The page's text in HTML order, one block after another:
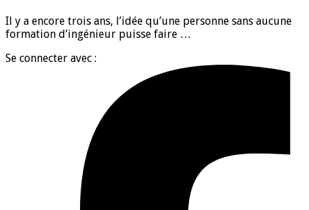
Il y a encore trois ans, l’idée qu’une personne sans aucune
formation d’ingénieur puisse faire …
Se connecter avec :